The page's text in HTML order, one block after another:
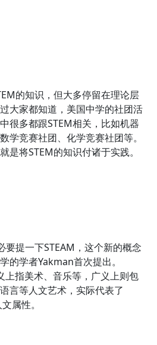
的知识，但大多停留在理论层
大家都知道，美国中学的社团活
很多都跟STEM相关，比如机器
学竞赛社团、化学竞赛社团等。
是将STEM的知识付诸于实践。
要提一下STEAM，这个新的概念
的学者Yakman首次提出。
上指美术、音乐等，广义上则包
言等人文艺术，实际代表了
属性。